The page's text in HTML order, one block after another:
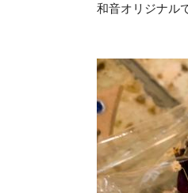
和音オリジナル